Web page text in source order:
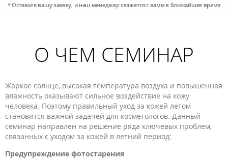
* Оставьте вашу заявку, и наш менеджер свяжется с вами в ближайшее время
О ЧЕМ СЕМИНАР
Жаркое солнце, высокая температура воздуха и повышенная
влажность оказывают сильное воздействие на кожу
человека. Поэтому правильный уход за кожей летом
становится важной задачей для косметологов. Данный
семинар направлен на решение ряда ключевых проблем,
связанных с уходом за кожей в летний период:
Предупреждение фотостарения